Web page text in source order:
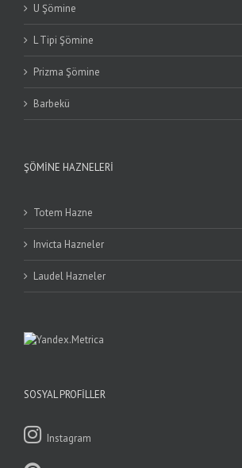
U Şömine
L Tipi Şömine
Prizma Şömine
Barbekü
ŞÖMINE HAZNELERI
Totem Hazne
Invicta Hazneler
Laudel Hazneler
SOSYAL PROFILLER
Instagram